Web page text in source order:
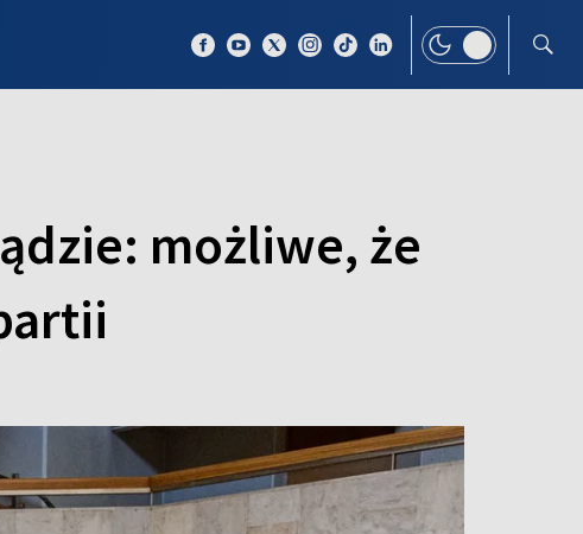
możliwe, że